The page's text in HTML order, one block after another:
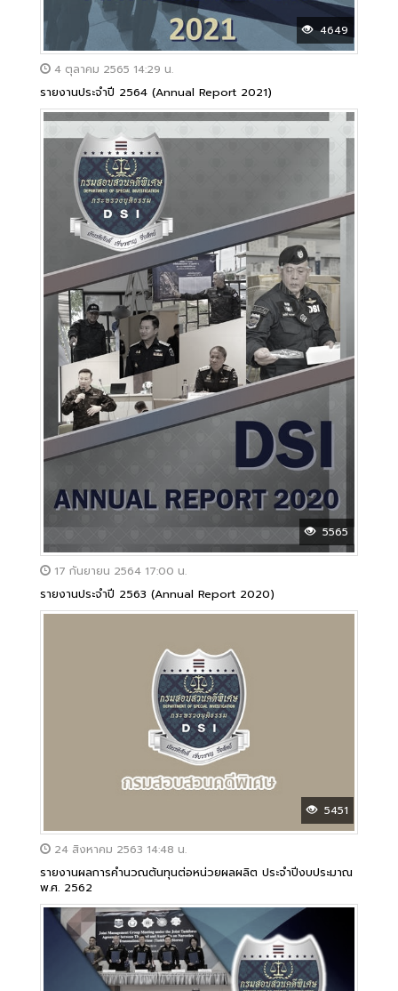
4649
4 ตุลาคม 2565 14:29 น.
รายงานประจำปี 2564 (Annual Report 2021)
5565
17 กันยายน 2564 17:00 น.
รายงานประจำปี 2563 (Annual Report 2020)
5451
24 สิงหาคม 2563 14:48 น.
รายงานผลการคำนวณต้นทุนต่อหน่วยผลผลิต ประจำปีงบประมาณ
พ.ศ. 2562